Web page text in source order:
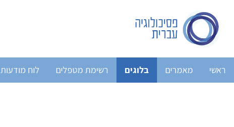
ראשי מאמרים בלוגים רשימת מטפלים לוח מודעות